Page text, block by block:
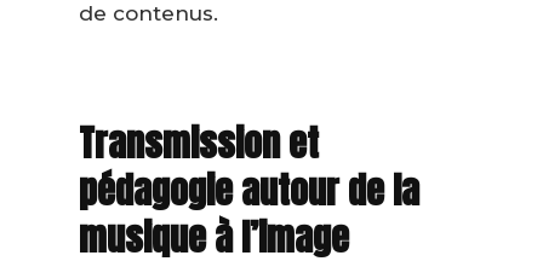
de contenus.
Transmission et
pédagogie autour de la
musique à l’image